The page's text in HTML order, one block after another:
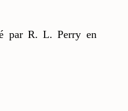
par R. L. Perry en